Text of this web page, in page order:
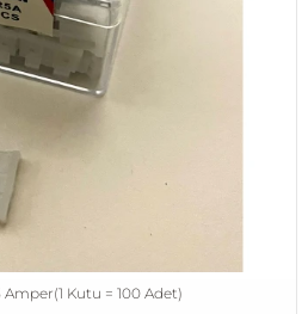
Kutu = 100 Adet)